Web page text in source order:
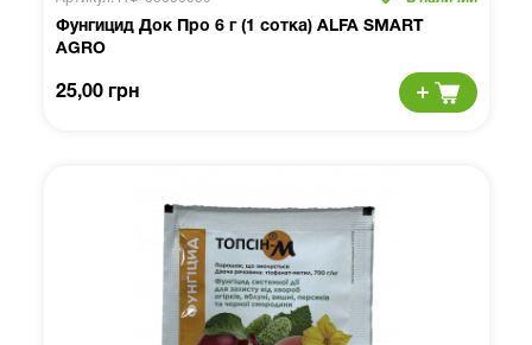
Фунгицид Док Про 6 г (1 сотка) ALFA SMART
AGRO
25,00 грн